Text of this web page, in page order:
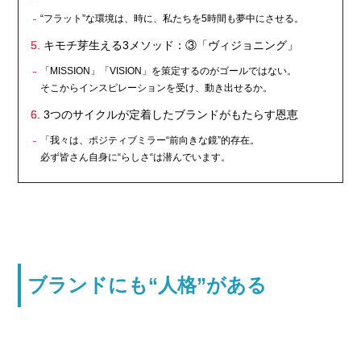
“フラット”な環境は、時に、私たちを5時間も夢中にさせる。
キモチ芽生える3メソッド：③「ヴィジョニング」
「MISSION」「VISION」を策定するのがゴールではない。
そこからインスピレーションを受け、動き出せるか。
3つのサイクルが定着したブランドがもたらす恩恵
「我々は、ポジティブミラー“前向きな鏡”的存在。
必ず皆さん自身に“らしさ“は潜んでいます。
ブランドにも“人格”がある